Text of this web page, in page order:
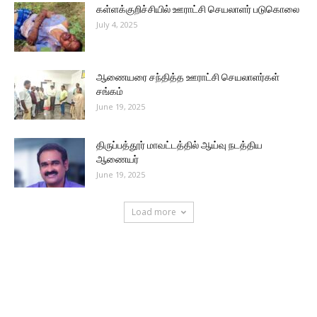
கள்ளக்குறிச்சியில் ஊராட்சி செயலாளர் படுகொலை
July 4, 2025
ஆணையரை சந்தித்த ஊராட்சி செயலாளர்கள்
சங்கம்
June 19, 2025
திருப்பத்தூர் மாவட்டத்தில் ஆய்வு நடத்திய
ஆணையர்
June 19, 2025
Load more